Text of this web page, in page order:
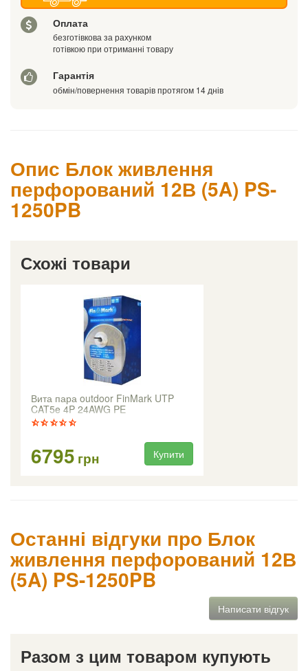
Оплата
безготівкова за рахунком
готівкою при отриманні товару
Гарантія
обмін/повернення товарів протягом 14 днів
Опис Блок живлення
перфорований 12В (5A) PS-
1250PB
Схожі товари
Вита пара outdoor FinMark UTP
CAT5e 4P 24AWG PE
6795 грн Купити
Останні відгуки про Блок
живлення перфорований 12В
(5A) PS-1250PB
Написати відгук
Разом з цим товаром купують